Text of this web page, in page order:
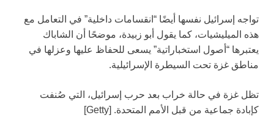
تواجه إسرائيل نفسها أيضًا “انقسامات داخلية” في التعامل مع
هذه الميليشيات، كما يقول أبو زبيدة، موضحًا أن الشاباك
يعتبرها “أصول استخباراتية” يسعى للحفاظ عليها وعزلها في
مناطق غزة تحت السيطرة الإسرائيلية.
تظل غزة في حالة خراب بعد حرب إسرائيل، التي صُنفت
كإبادة جماعية من قبل الأمم المتحدة. [Getty]